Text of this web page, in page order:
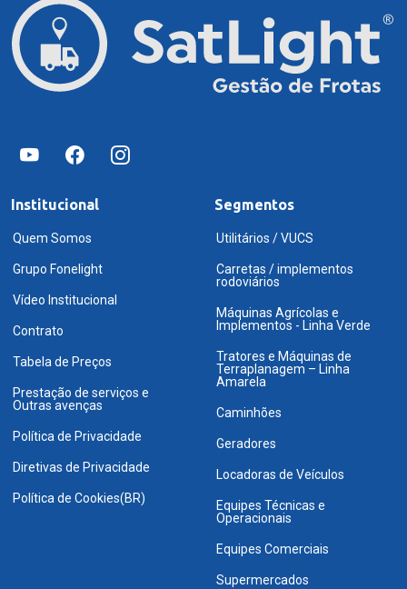
Institucional
Quem Somos
Grupo Fonelight
Vídeo Institucional
Contrato
Tabela de Preços
Prestação de serviços e
Outras avenças
Política de Privacidade
Diretivas de Privacidade
Política de Cookies(BR)
Segmentos
Utilitários / VUCS
Carretas / implementos
rodoviários
Máquinas Agrícolas e
Implementos - Linha Verde
Tratores e Máquinas de
Terraplanagem – Linha
Amarela
Caminhões
Geradores
Locadoras de Veículos
Equipes Técnicas e
Operacionais
Equipes Comerciais
Supermercados